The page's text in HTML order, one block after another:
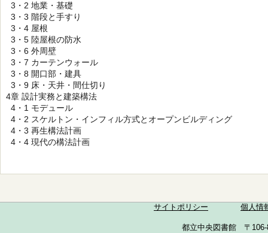
3・2 地業・基礎
3・3 階段と手すり
3・4 屋根
3・5 陸屋根の防水
3・6 外周壁
3・7 カーテンウォール
3・8 開口部・建具
3・9 床・天井・間仕切り
4章 設計実務と建築構法
4・1 モデュール
4・2 スケルトン・インフィル方式とオープンビルディング
4・3 再生構法計画
4・4 現代の構法計画
サイトポリシー 個人情
都立中央図書館 〒